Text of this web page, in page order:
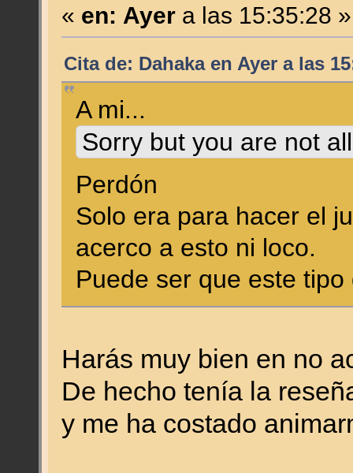
« en: Ayera las 15:35:28 »
Cita de: Dahaka en Ayera las
A mi...
Sorry but you are not
Perdón
Solo era para hacer el
acerco a esto ni loco.
Puede ser que este
Harás muy bien en no
De hecho tenía la
y me ha costado